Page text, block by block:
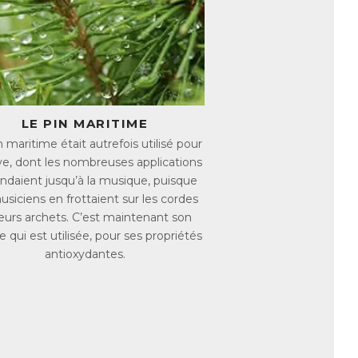
un principe bioactif ayant fait l’objet
de Curcuma, qui apporte l'équivalent
! Le Curcuma, forme d’apport
au quotidien.
articulations, des os, des
Avec l’âge, le renouvellement du
douleurs articulaires apparaissent
La Vitamine C et le Cuivre favorisent
participe à la fabrication de
de minéraux dans l’os. La
LE PIN MARITIME
maritime était autrefois utilisé pour
dont les nombreuses applications
jusqu’à la musique, puisque
en frottaient sur les cordes
archets. C’est maintenant son
qui est utilisée, pour ses propriétés
antioxydantes.